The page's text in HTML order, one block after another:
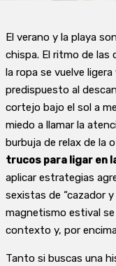
El verano y la playa
chispa. El ritmo de las
la ropa se vuelve
predispuesto al
cortejo bajo el sol a
miedo a llamar la
burbuja de relax de la
trucos para ligar en
aplicar estrategias
sexistas de “cazador
magnetismo estival se
contexto y, por
Tanto si buscas una